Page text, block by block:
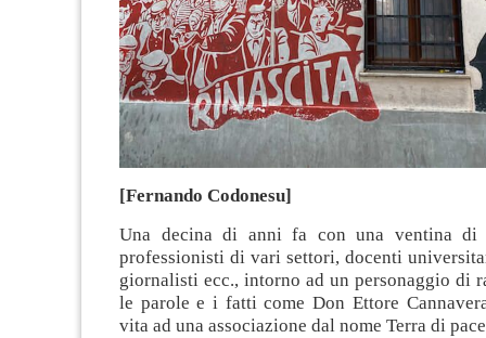
[Fernando Codonesu]
Una decina di anni fa con una ventina di
professionisti di vari settori, docenti
giornalisti ecc., intorno ad un personaggio di
le parole e i fatti come Don Ettore
vita ad una associazione dal nome Terra di